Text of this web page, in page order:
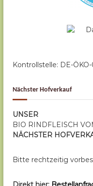
Kontrollstelle: DE-
Nächster Hofverkauf
UNSER
BIO RINDFLEISCH
NÄCHSTER
Bitte rechtzeitig